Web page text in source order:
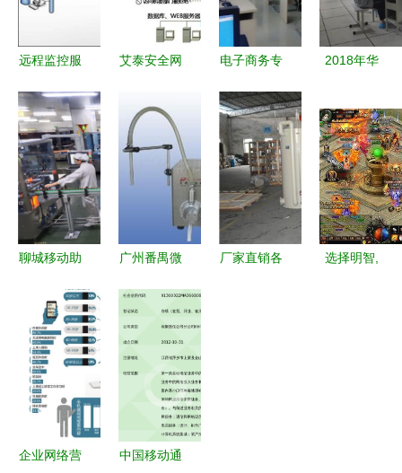
远程监控服
连锁店高效
管理_商用_
科技时代_
新浪网
艾泰安全网
5830G 提
升信息应用
与网络设备
电子商务专
服务 从数
字化赋想到
商业变现
2018年华
设备销售专
业招生简章
聊城移动助
5G工作现
场会 打造
5G+智慧工
厂新典范
广州番禺微
厂 以专业
网络技术服
制造
厂家直销各
选择明智,
企业网络营 中国移动通